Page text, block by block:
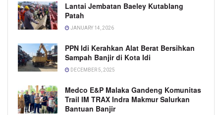
Lantai Jembatan Baeley Kutablang
Patah
JANUARY 14, 2026
PPN Idi Kerahkan Alat Berat Bersihkan
Sampah Banjir di Kota Idi
DECEMBER 5, 2025
Medco E&P Malaka Gandeng Komunitas
Trail IM TRAX Indra Makmur Salurkan
Bantuan Banjir